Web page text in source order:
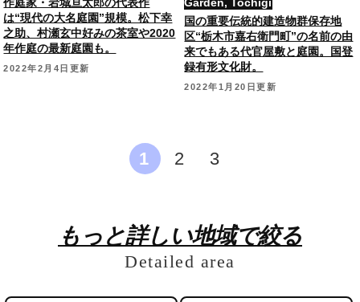
は“現代の大名庭園”規模。松下幸
之助、村瀬玄中好みの茶室や2020
年作庭の最新庭園も。
2022年2月4日更新
国の重要伝統的建造物群保存地
区“栃木市嘉右衛門町”の名前の由
来でもある代官屋敷と庭園。国登
録有形文化財。
2022年1月20日更新
1 2 3
もっと詳しい地域で絞る
Detailed area